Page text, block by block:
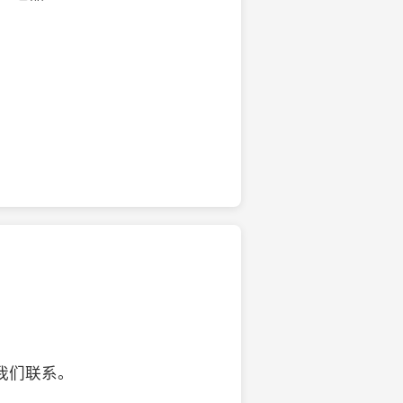
联系。